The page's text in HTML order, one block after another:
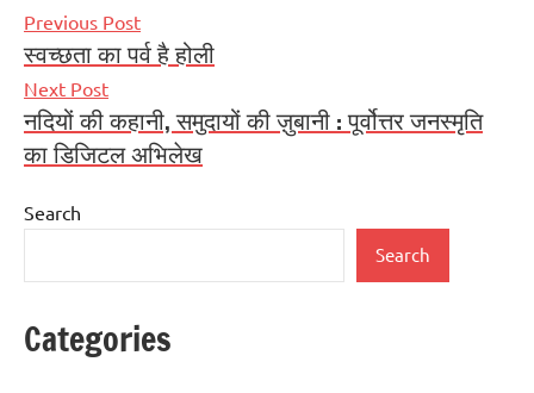
Post
navigation
Previous Post
स्वच्छता का पर्व है होली
Next Post
नदियों की कहानी, समुदायों की ज़ुबानी : पूर्वोत्तर जनस्मृति
का डिजिटल अभिलेख
Search
Search
Categories